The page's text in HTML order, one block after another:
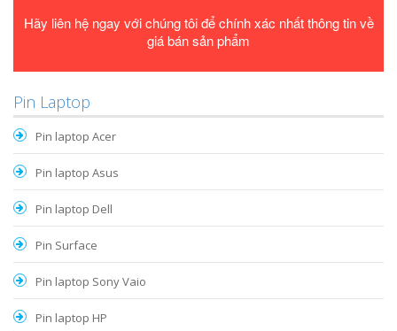
Hãy liên hệ ngay với chúng tôi để chính xác nhất thông tin về
giá bán sản phẩm
Pin Laptop
Pin laptop Acer
Pin laptop Asus
Pin laptop Dell
Pin Surface
Pin laptop Sony Vaio
Pin laptop HP